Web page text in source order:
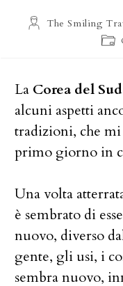
AutoreThe Smiling
La Corea del Sud
alcuni aspetti
tradizioni, che mi
primo giorno in
Una volta
è sembrato di
nuovo, diverso
gente, gli usi, i
sembra nuovo,